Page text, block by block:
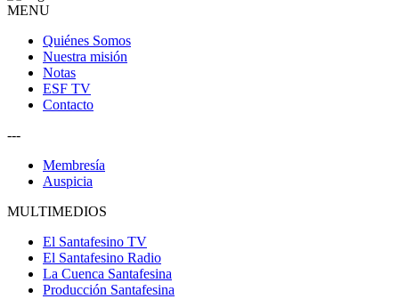
MENU
Quiénes Somos
Nuestra misión
Notas
ESF TV
Contacto
---
Membresía
Auspicia
MULTIMEDIOS
El Santafesino TV
El Santafesino Radio
La Cuenca Santafesina
Producción Santafesina